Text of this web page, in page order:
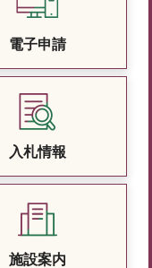
電子申請
入札情報
施設案内